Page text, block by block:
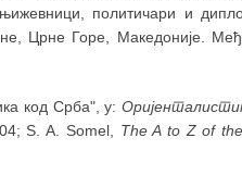
политичари и
Црне Горе, Македоније.
код Срба", у:
S. A. Somel, The A to Z of